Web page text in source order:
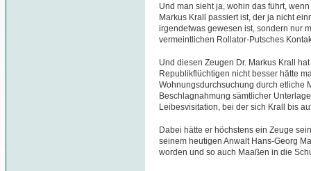
Und man sieht ja, wohin das führt,
Markus Krall passiert ist, der ja nicht
irgendetwas gewesen ist, sondern nur
vermeintlichen Rollator-Putsches
Und diesen Zeugen Dr. Markus Krall
Republikflüchtigen nicht besser hätte
Wohnungsdurchsuchung durch etliche
Beschlagnahmung sämtlicher
Leibesvisitation, bei der sich Krall bis
Dabei hätte er höchstens ein Zeuge
seinem heutigen Anwalt Hans-Georg
worden und so auch Maaßen in die